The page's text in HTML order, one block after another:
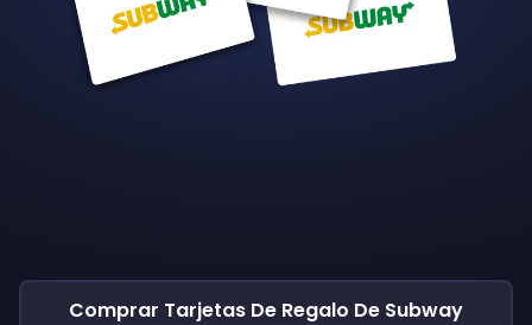
Comprar Tarjetas De Regalo De Subway